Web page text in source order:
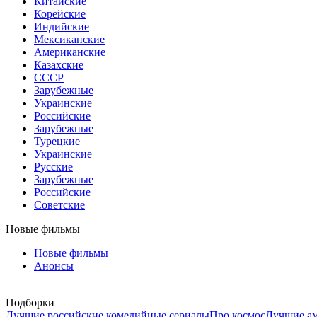
Корейские
Индийские
Мексиканские
Американские
Казахские
СССР
Зарубежные
Украинские
Российские
Зарубежные
Турецкие
Украинские
Русские
Зарубежные
Российские
Советские
Новые фильмы
Новые фильмы
Анонсы
Подборки